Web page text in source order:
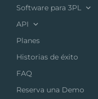
Software para 3PL
API
Planes
Historias de éxito
FAQ
Reserva una Demo